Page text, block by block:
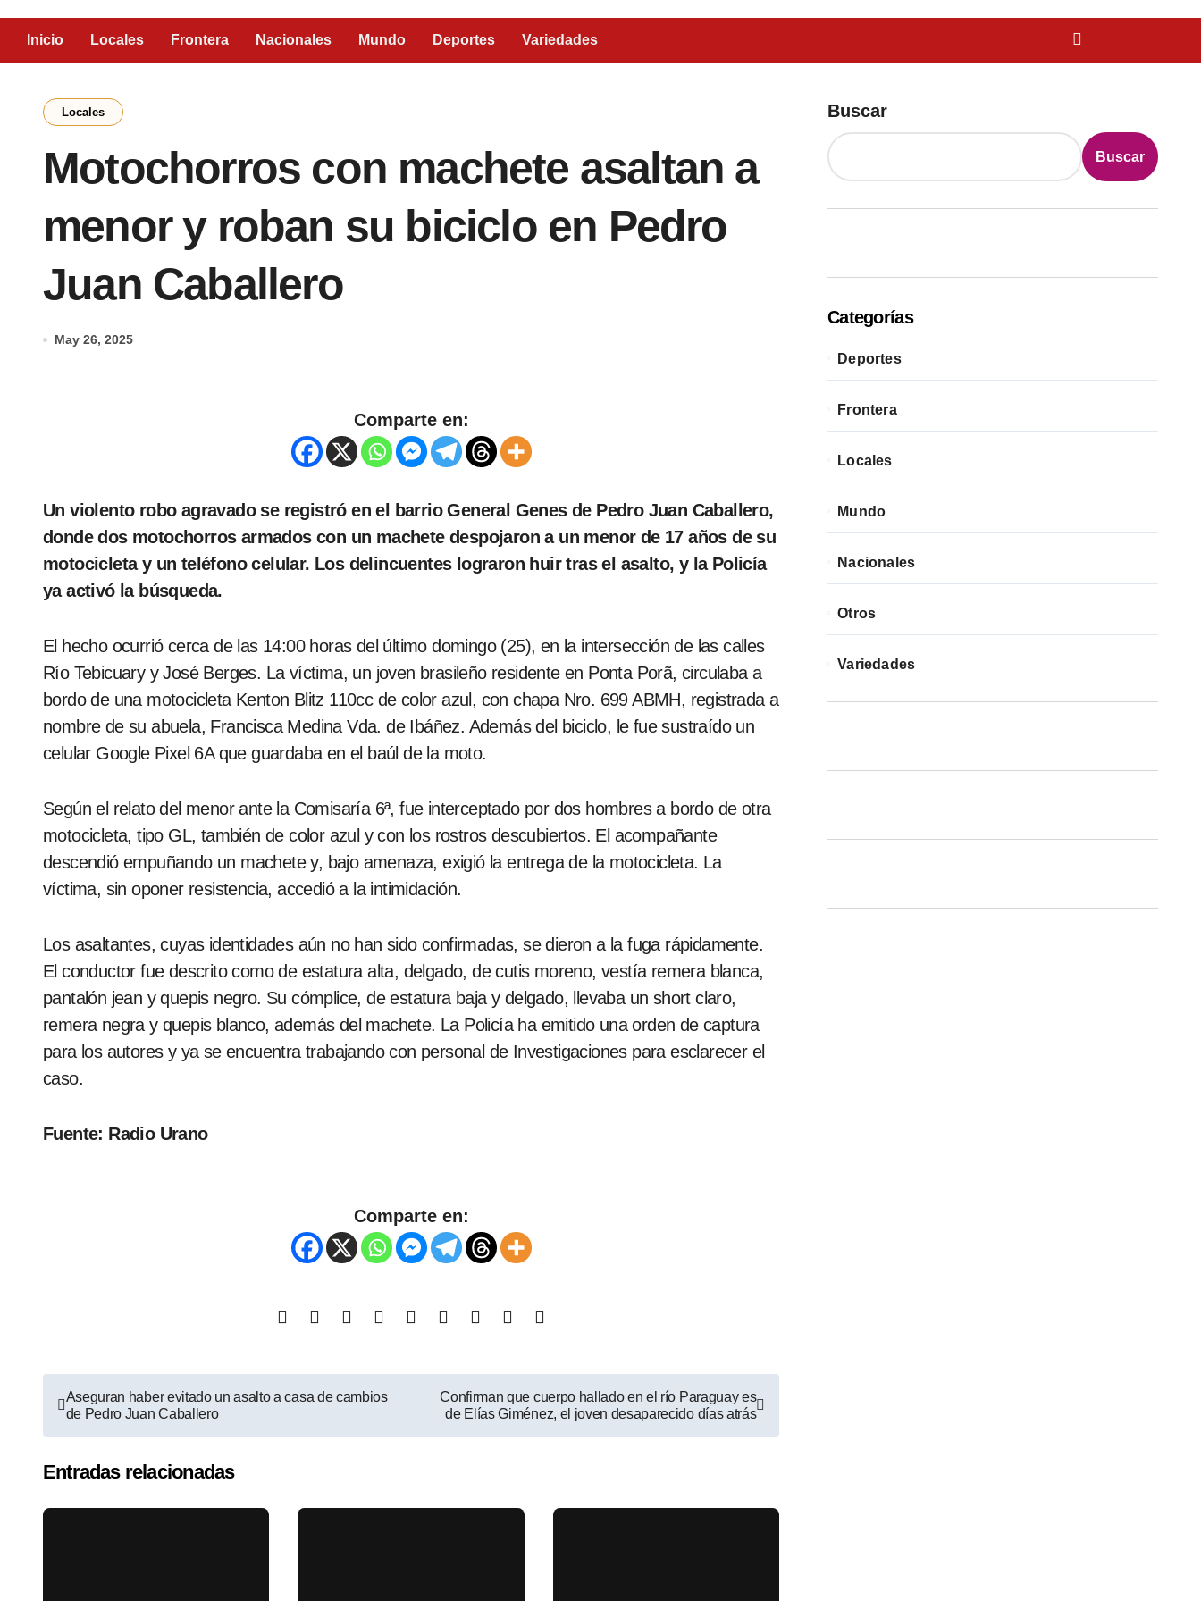
Inicio Locales Frontera Nacionales Mundo Deportes Variedades
Locales
Motochorros con machete asaltan a
menor y roban su biciclo en Pedro
Juan Caballero
May 26, 2025
Comparte en:
Un violento robo agravado se registró en el barrio General Genes de Pedro Juan Caballero,
donde dos motochorros armados con un machete despojaron a un menor de 17 años de su
motocicleta y un teléfono celular. Los delincuentes lograron huir tras el asalto, y la Policía
ya activó la búsqueda.
El hecho ocurrió cerca de las 14:00 horas del último domingo (25), en la intersección de las calles
Río Tebicuary y José Berges. La víctima, un joven brasileño residente en Ponta Porã, circulaba a
bordo de una motocicleta Kenton Blitz 110cc de color azul, con chapa Nro. 699 ABMH, registrada a
nombre de su abuela, Francisca Medina Vda. de Ibáñez. Además del biciclo, le fue sustraído un
celular Google Pixel 6A que guardaba en el baúl de la moto.
Según el relato del menor ante la Comisaría 6ª, fue interceptado por dos hombres a bordo de otra
motocicleta, tipo GL, también de color azul y con los rostros descubiertos. El acompañante
descendió empuñando un machete y, bajo amenaza, exigió la entrega de la motocicleta. La
víctima, sin oponer resistencia, accedió a la intimidación.
Los asaltantes, cuyas identidades aún no han sido confirmadas, se dieron a la fuga rápidamente.
El conductor fue descrito como de estatura alta, delgado, de cutis moreno, vestía remera blanca,
pantalón jean y quepis negro. Su cómplice, de estatura baja y delgado, llevaba un short claro,
remera negra y quepis blanco, además del machete. La Policía ha emitido una orden de captura
para los autores y ya se encuentra trabajando con personal de Investigaciones para esclarecer el
caso.
Fuente: Radio Urano
Comparte en:
Aseguran haber evitado un asalto a casa de cambios
de Pedro Juan Caballero
Confirman que cuerpo hallado en el río Paraguay es
de Elías Giménez, el joven desaparecido días atrás
Entradas relacionadas
Buscar
Buscar
Categorías
Deportes
Frontera
Locales
Mundo
Nacionales
Otros
Variedades